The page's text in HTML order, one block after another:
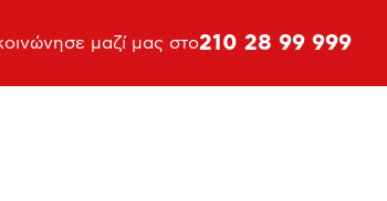
μαζί μας στο210 28 99 999